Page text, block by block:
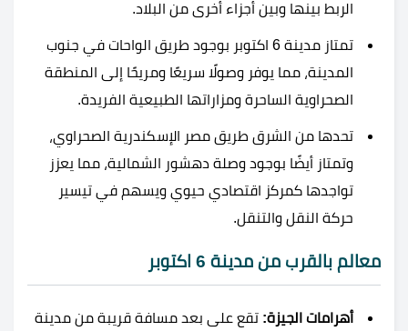
الربط بينها وبين أجزاء أخرى من البلاد.
تمتاز مدينة 6 اكتوبر بوجود طريق الواحات في جنوب
المدينة، مما يوفر وصولًا سريعًا ومريحًا إلى المنطقة
الصحراوية الساحرة ومزاراتها الطبيعية الفريدة.
تحدها من الشرق طريق مصر الإسكندرية الصحراوي،
وتمتاز أيضًا بوجود وصلة دهشور الشمالية، مما يعزز
تواجدها كمركز اقتصادي حيوي ويسهم في تيسير
حركة النقل والتنقل.
معالم بالقرب من مدينة 6 اكتوبر
أهرامات الجيزة: تقع على بعد مسافة قريبة من مدينة